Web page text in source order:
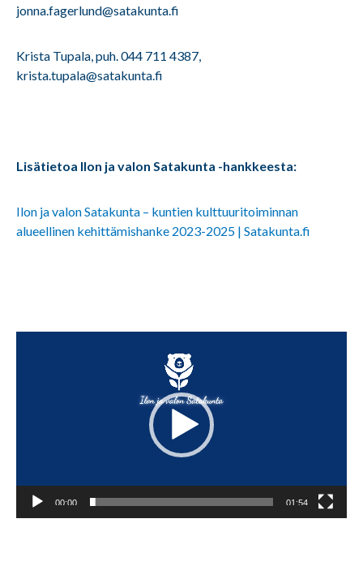
jonna.fagerlund@satakunta.fi
Krista Tupala, puh. 044 711 4387,
krista.tupala@satakunta.fi
Lisätietoa Ilon ja valon Satakunta -hankkeesta:
Ilon ja valon Satakunta – kuntien kulttuuritoiminnan
alueellinen kehittämishanke 2023-2025 | Satakunta.fi
00:00 01:54